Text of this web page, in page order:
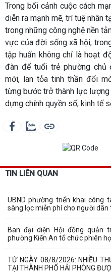
Trong bối cảnh cuộc cách
diễn ra mạnh mẽ, trí tuệ nhân
trong những công nghệ nền
vực của đời sống xã hội,
tập huấn không chỉ là hoạt
đàn để tuổi trẻ phường chủ
mới, lan tỏa tinh thần đổi
từng bước trở thành lực
dựng chính quyền số, kinh tế
TIN LIÊN QUAN
UBND phường triển khai công
sàng lọc miễn phí cho người
Ban đại diện Hội đồng quản
phường Kiến An tổ chức phiên
TỪ NGÀY 08/8/2026: NHIỀU
TẠI THÀNH PHỐ HẢI PHÒNG